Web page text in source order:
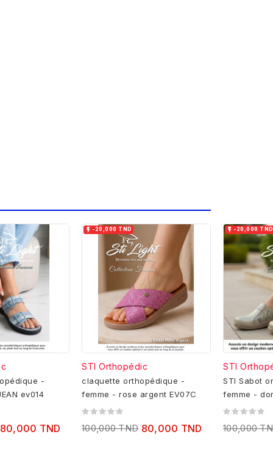
-
ev014
80,000 TND
 -20,000 TND
STI Orthopédic
claquette orthopédique -
femme - rose argent EV07C
100,000 TND 80,000 TND
 -20,000 TND
STI
STI Sabot
femme -
100,000